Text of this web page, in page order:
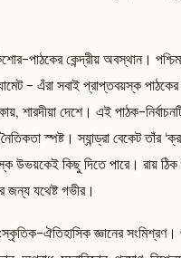
পাঠকের কেন্দ্রীয় অবস্থান।
- এঁরা সবাই প্রাপ্তবয়স্ক
শারদীয়া দেশে। এই পাঠক-
স্পষ্ট। স্যান্ড্রা বেকেট তাঁর
উভয়কেই কিছু দিতে পারে। রায়
জন্য যথেষ্ট গভীর।
ঐতিহাসিক জ্ঞানের সংমিশ্রণ।